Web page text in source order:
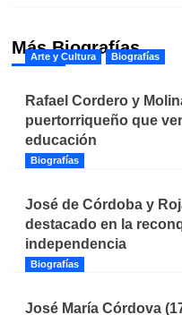
Más Biografías
Arte y Cultura Biografías
Rafael Cordero y
puertorriqueño que
educación
Biografías
José de Córdoba y
destacado en la
independencia
Biografías
José María Córdova